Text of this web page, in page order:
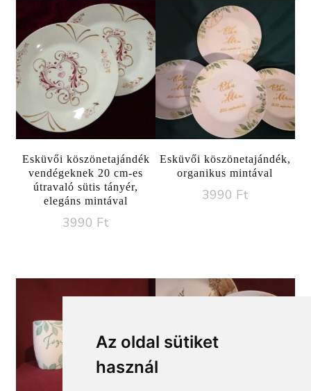
Az oldal sütiket
használ
Esküvői köszönetajándék
vendégeknek 20 cm-es
útravaló sütis tányér,
elegáns mintával
3990 Ft
Esküvői köszönetajándék,
organikus mintával
3990 Ft